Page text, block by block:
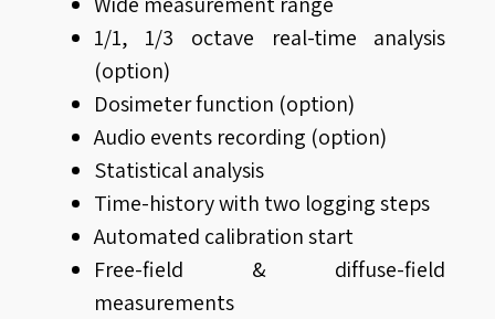
1/1, 1/3 octave real-time analysis
(option)
Dosimeter function (option)
Audio events recording (option)
Statistical analysis
Time-history with two logging steps
Automated calibration start
Free-field & diffuse-field
measurements